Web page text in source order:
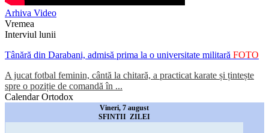
Arhiva Video
Vremea
Interviul lunii
Tânără din Darabani, admisă prima la o universitate militară FOTO
A jucat fotbal feminin, cântă la chitară, a practicat karate și țintește
spre o poziție de comandă în ...
Calendar Ortodox
Vineri, 7 august
SFINTII ZILEI